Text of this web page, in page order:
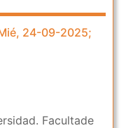
24-09-2025;
Facultade